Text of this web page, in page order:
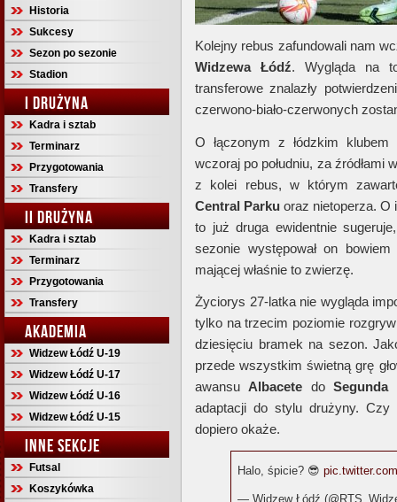
Historia
Sukcesy
Sezon po sezonie
Stadion
I DRUŻYNA
Kadra i sztab
Terminarz
Przygotowania
Transfery
II DRUŻYNA
Kadra i sztab
Terminarz
Przygotowania
Transfery
AKADEMIA
Widzew Łódź U-19
Widzew Łódź U-17
Widzew Łódź U-16
Widzew Łódź U-15
INNE SEKCJE
Futsal
Koszykówka
Kolejny rebus zafundowali nam
Widzewa Łódź. Wygląda na
transferowe znalazły
czerwono-biało-czerwonych
O łączonym z łódzkim
wczoraj po południu, za
z kolei rebus, w którym
Central Parku oraz nietoperza. O
to już druga ewidentnie
sezonie występował on
mającej właśnie to zwierzę.
Życiorys 27-latka nie wygląda
tylko na trzecim poziomie
dziesięciu bramek na sezon.
przede wszystkim świetną grę
awansu Albacete doSegunda
adaptacji do stylu drużyny.
dopiero okaże.
Halo, śpicie? 😎
— Widzew Łódź